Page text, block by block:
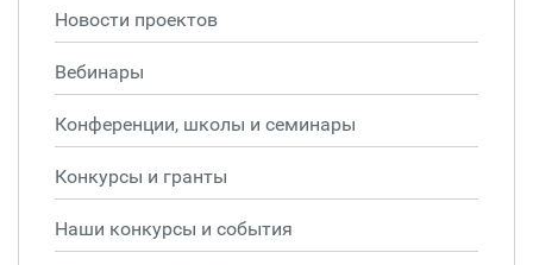
Новости проектов
Вебинары
Конференции, школы и семинары
Конкурсы и гранты
Наши конкурсы и события